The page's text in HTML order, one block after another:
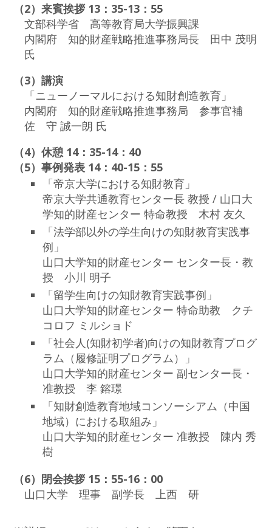
（2）来賓挨拶 13：35-13：55
文部科学省 高等教育局大学振興課
内閣府 知的財産戦略推進事務局長 田中 茂明
氏
（3）講演
「ニューノーマルにおける知財創造教育」
内閣府 知的財産戦略推進事務局 参事官補
佐 守 誠一朗 氏
（4）休憩 14：35-14：40
（5）事例発表 14：40-15：55
「帝京大学における知財教育」
帝京大学共通教育センター長 教授 / 山口大
学知的財産センター 特命教授 木村 友久
「法学部以外の学生向けの知財教育実践事
例」
山口大学知的財産センター センター長・教
授 小川 明子
「留学生向けの知財教育実践事例」
山口大学知的財産センター 特命助教 クチ
コロフ ミルショド
「社会人(知財初学者)向けの知財教育プログ
ラム（履修証明プログラム）」
山口大学知的財産センター 副センター長・
准教授 李 鎔璟
「知財創造教育地域コンソーシアム（中国
地域）における取組み」
山口大学知的財産センター 准教授 陳内 秀
樹
（6）閉会挨拶 15：55-16：00
山口大学 理事 副学長 上西 研